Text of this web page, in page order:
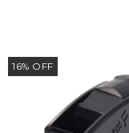
16% OFF